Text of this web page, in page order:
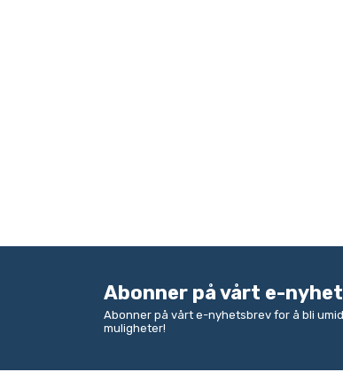
Abonner på vårt e-
Abonner på vårt e-nyhetsbrev for å bli
muligheter!